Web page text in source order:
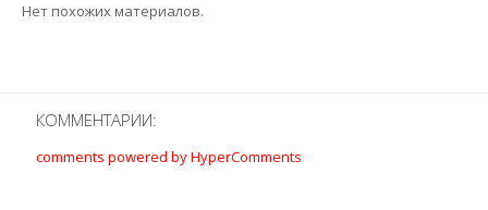
Нет похожих материалов.
КОММЕНТАРИИ:
comments powered by HyperComments